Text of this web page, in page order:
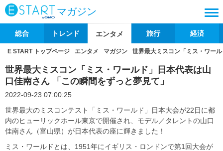
マガジン
総合 トレンド エンタメ 旅行 経済
E START トップページ エンタメ マガジン 世界最大ミスコン「ミス・ワー
世界最大ミスコン「ミス・ワールド」日本代表は山
口佳南さん 「この瞬間をずっと夢見て」
2022-09-23 07:00:25
世界最大のミスコンテスト「ミス・ワールド」日本大会が22日に都
内のヒューリックホール東京で開催され、モデル／タレントの山口
佳南さん（富山県）が日本代表の座に輝きました！
ミス・ワールドとは、1951年にイギリス・ロンドンで第1回大会が